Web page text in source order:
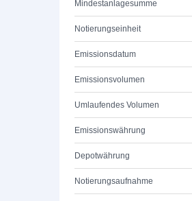
Mindestanlagesumme
Notierungseinheit
Emissionsdatum
Emissionsvolumen
Umlaufendes Volumen
Emissionswährung
Depotwährung
Notierungsaufnahme